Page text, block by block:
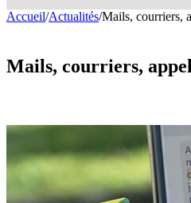
Accueil/Actualités/Mails, courriers,
Mails, courriers,